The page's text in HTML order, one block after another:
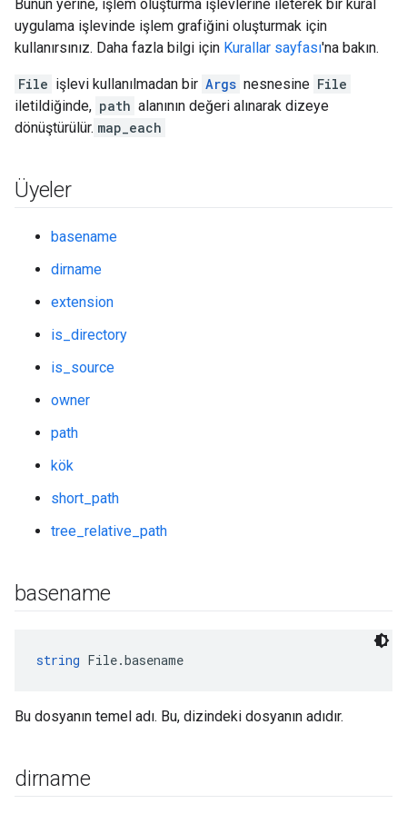
Bunun yerine, işlem oluşturma işlevlerine ileterek bir kural
uygulama işlevinde işlem grafiğini oluşturmak için
kullanırsınız. Daha fazla bilgi için Kurallar sayfası'na bakın.
File işlevi kullanılmadan bir Args nesnesine File
iletildiğinde, path alanının değeri alınarak dizeye
dönüştürülür. map_each
Üyeler
basename
dirname
extension
is_directory
is_source
owner
path
kök
short_path
tree_relative_path
basename
string File.basename
Bu dosyanın temel adı. Bu, dizindeki dosyanın adıdır.
dirname